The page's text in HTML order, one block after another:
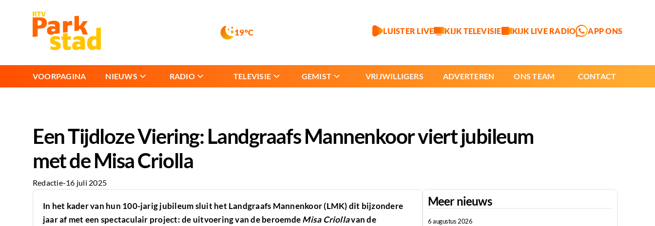
19°C LUISTER LIVE KIJK TELEVISIE KIJK LIVE RADIO APP ONS
VOORPAGINA NIEUWS RADIO TELEVISIE GEMIST VRIJWILLIGERS ADVERTEREN ONS TEAM CONTACT
Een Tijdloze Viering: Landgraafs Mannenkoor viert jubileum
met de Misa Criolla
Redactie-16 juli 2025
In het kader van hun 100-jarig jubileum sluit het Landgraafs Mannenkoor (LMK) dit bijzondere
jaar af met een spectaculair project: de uitvoering van de beroemdeMisa Criollavan de
Meer nieuws
6 augustus 2026